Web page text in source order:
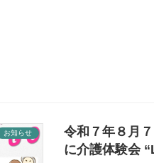
お知らせ
令和７年８月
に介護体験会